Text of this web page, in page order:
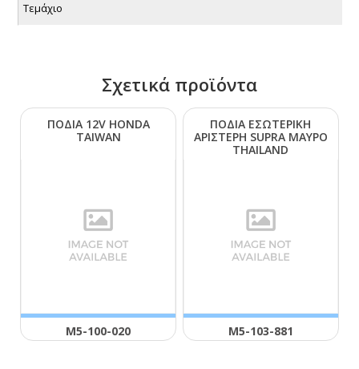
Τεμάχιο
Σχετικά προϊόντα
ΠΟΔΙΑ 12V ΗΟΝDΑ
ΤΑΙWΑΝ
Μ5-100-020
ΠΟΔΙΑ ΕΣΩΤΕΡΙΚΗ
ΑΡΙΣΤΕΡΗ SUΡRΑ ΜΑΥΡΟ
ΤΗΑΙLΑΝD
Μ5-103-881